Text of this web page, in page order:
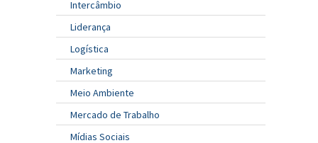
Intercâmbio
Liderança
Logística
Marketing
Meio Ambiente
Mercado de Trabalho
Mídias Sociais